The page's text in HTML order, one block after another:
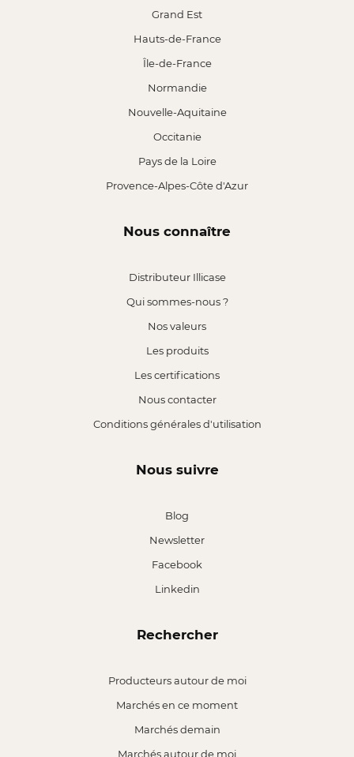
Grand Est
Hauts-de-France
Île-de-France
Normandie
Nouvelle-Aquitaine
Occitanie
Pays de la Loire
Provence-Alpes-Côte d'Azur
Nous connaître
Distributeur Illicase
Qui sommes-nous ?
Nos valeurs
Les produits
Les certifications
Nous contacter
Conditions générales d'utilisation
Nous suivre
Blog
Newsletter
Facebook
Linkedin
Rechercher
Producteurs autour de moi
Marchés en ce moment
Marchés demain
Marchés autour de moi